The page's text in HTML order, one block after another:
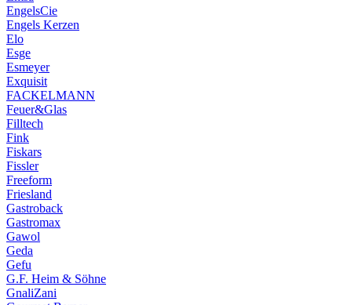
EngelsCie
Engels Kerzen
Elo
Esge
Esmeyer
Exquisit
FACKELMANN
Feuer&Glas
Filltech
Fink
Fiskars
Fissler
Freeform
Friesland
Gastroback
Gastromax
Gawol
Geda
Gefu
G.F. Heim & Söhne
GnaliZani